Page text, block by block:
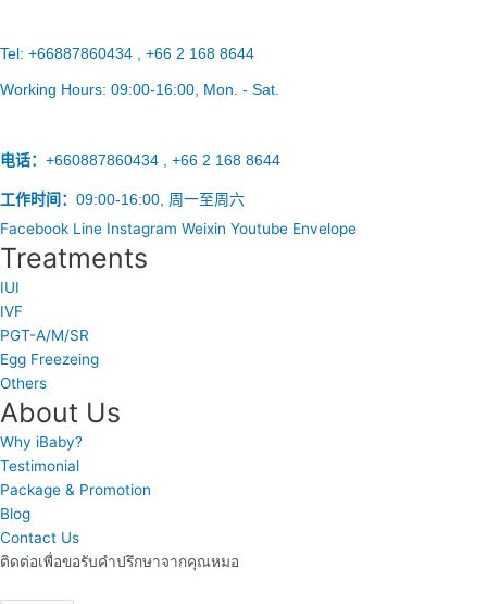
Tel: +66887860434 , +66 2 168 8644
Working Hours: 09:00-16:00 , Mon. - Sat.
电话： +660887860434 , +66 2 168 8644
工作时间： 09:00-16:00, 周一至周六
Facebook Line Instagram Weixin Youtube Envelope
Treatments
IUI
IVF
PGT-A/M/SR
Egg Freezeing
Others
About Us
Why iBaby?
Testimonial
Package & Promotion
Blog
Contact Us
ติดต่อเพื่อขอรับคำปรึกษาจากคุณหมอ